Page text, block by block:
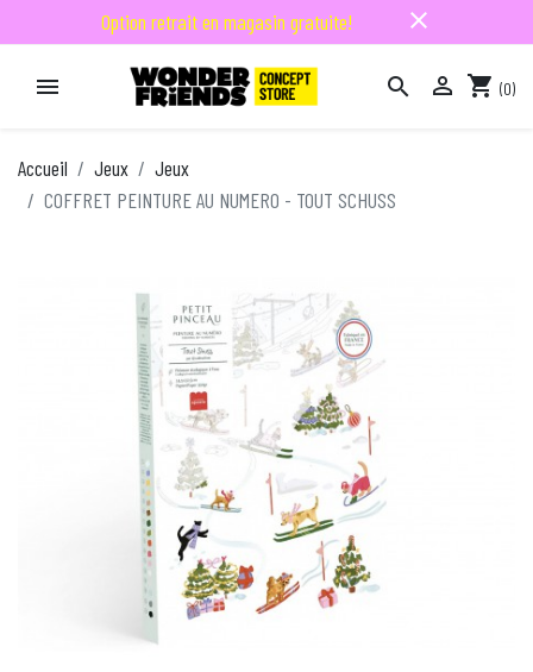
Option retrait en magasin gratuite! close
   shopping_cart (0)
Accueil Jeux
Jeux
COFFRET PEINTURE AU NUMERO - TOUT SCHUSS